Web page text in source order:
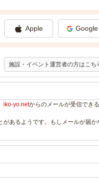
Apple Google
施設・イベント運営者の方はこち
iko-yo.netからのメールが受信でき
あるようです。もしメールが届か